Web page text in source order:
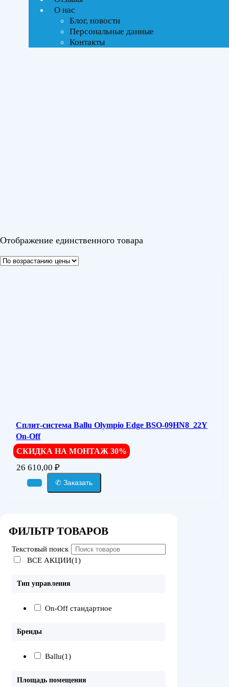
О нас
Блог, новости
Персональные данные
Контакты
ВСЕ АКЦИИ(1)
Отображение единственного товара
Сплит-система Ballu Olympio Edge BSO-09HN8_22Y
On-Off
СКИДКА НА МОНТАЖ 30%
26 610,00 ₽
✆ Заказать
ФИЛЬТР ТОВАРОВ
Текстовый поиск
ВСЕ АКЦИИ(1)
Тип управления
On-Off стандартное
Бренды
Ballu(1)
Площадь помещения